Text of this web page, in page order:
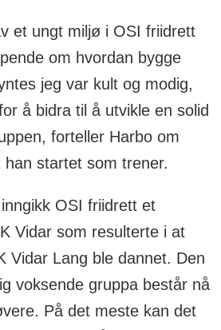
et ungt miljø i OSI friidrett
om hvordan bygge
jeg var kult og modig,
å bidra til å utvikle en solid
forteller Harbo om
han startet som trener.
OSI friidrett et
Vidar som resulterte i at
Vidar Lang ble dannet. Den
voksende gruppa består nå
På det meste kan det